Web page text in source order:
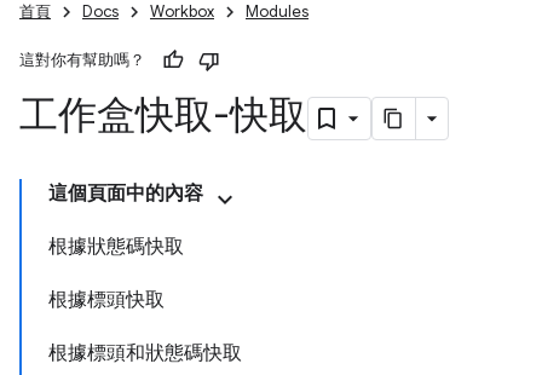
首頁 Docs Workbox Modules
這對你有幫助嗎？
工作盒快取-快取
這個頁面中的內容
根據狀態碼快取
根據標頭快取
根據標頭和狀態碼快取